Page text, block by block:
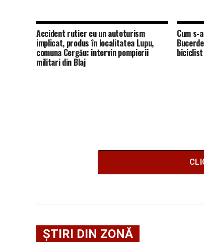
Accident rutier cu un autoturism
implicat, produs în localitatea Lupu,
comuna Cergău: intervin pompierii
militari din Blaj
Cum
ȘTIRI DIN ZONĂ